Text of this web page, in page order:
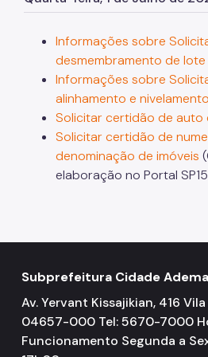
Zeladoria Urbana
Cata-Bagulho
Termo de Cooperação
Programa de Metas
Notícias
Informações sobre
desmembramento de lote
Informações sobre
alinhamento e
Solicitar certidão de auto
Solicitar certidão de
denominação de imóveis
elaboração no Portal
Subprefeitura Cidade
Av. Yervant Kissajikian, 416
04657-000 Tel: 5670-7000
Funcionamento Segunda a